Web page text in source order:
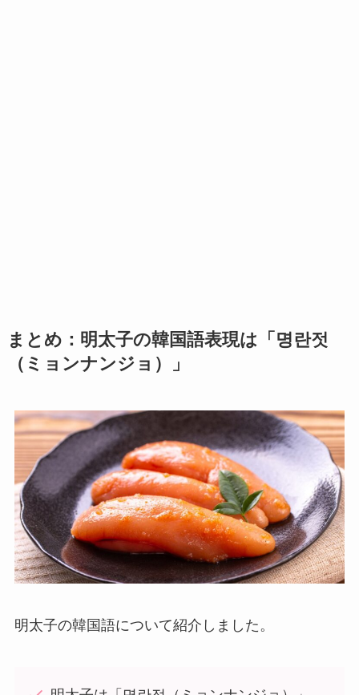
まとめ：明太子の韓国語表現は「명란젓
（ミョンナンジョ）」
明太子の韓国語について紹介しました。